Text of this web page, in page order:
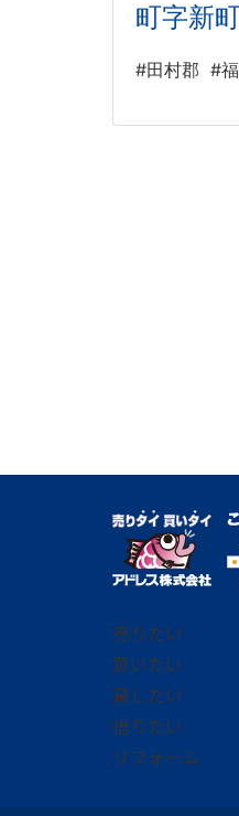
町字新
#田村郡 #
売りたい
買いたい
貸したい
借りたい
リフォーム